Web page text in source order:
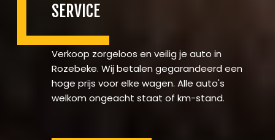
SERVICE
Verkoop zorgeloos en veilig je auto in
Rozebeke. Wij betalen gegarandeerd een
hoge prijs voor elke wagen. Alle auto's
welkom ongeacht staat of km-stand.